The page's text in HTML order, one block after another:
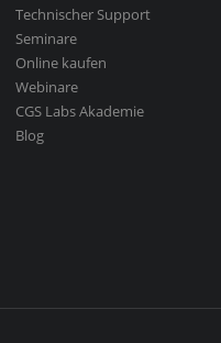
Technischer Support
Seminare
Online kaufen
Webinare
CGS Labs Akademie
Blog